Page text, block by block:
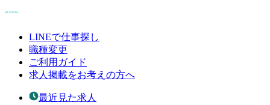
LINEで仕事探し
職種変更
ご利用ガイド
求人掲載をお考えの方へ
最近見た求人